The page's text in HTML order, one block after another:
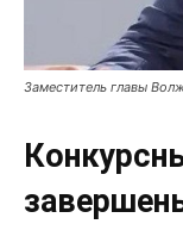
Заместитель главы